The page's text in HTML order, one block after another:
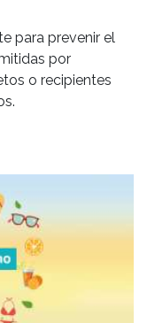
para prevenir el
por
o recipientes